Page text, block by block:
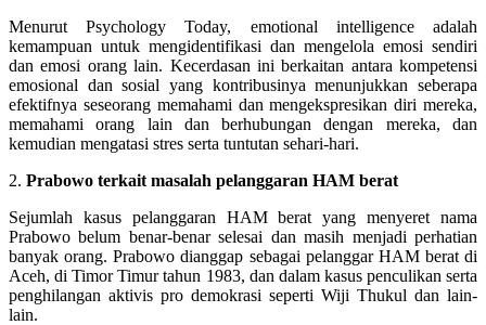
Menurut Psychology Today, emotional intelligence adalah
kemampuan untuk mengidentifikasi dan mengelola emosi sendiri
dan emosi orang lain. Kecerdasan ini berkaitan antara kompetensi
emosional dan sosial yang kontribusinya menunjukkan seberapa
efektifnya seseorang memahami dan mengekspresikan diri mereka,
memahami orang lain dan berhubungan dengan mereka, dan
kemudian mengatasi stres serta tuntutan sehari-hari.
2. Prabowo terkait masalah pelanggaran HAM berat
Sejumlah kasus pelanggaran HAM berat yang menyeret nama
Prabowo belum benar-benar selesai dan masih menjadi perhatian
banyak orang. Prabowo dianggap sebagai pelanggar HAM berat di
Aceh, di Timor Timur tahun 1983, dan dalam kasus penculikan serta
penghilangan aktivis pro demokrasi seperti Wiji Thukul dan lain-
lain.